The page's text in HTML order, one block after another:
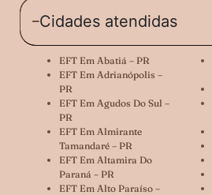
Cidades atendidas
EFT Em Abatiá – PR
EFT Em Adrianópolis –
PR
EFT Em Agudos Do Sul –
PR
EFT Em Almirante
Tamandaré – PR
EFT Em Altamira Do
Paraná – PR
EFT Em Alto Paraíso –